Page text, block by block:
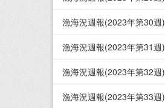
漁海況週報(2023年第30週)
漁海況週報(2023年第31週)
漁海況週報(2023年第32週)
漁海況週報(2023年第33週)